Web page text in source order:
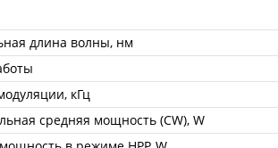
длина волны, нм
кГц
средняя мощность (CW), W